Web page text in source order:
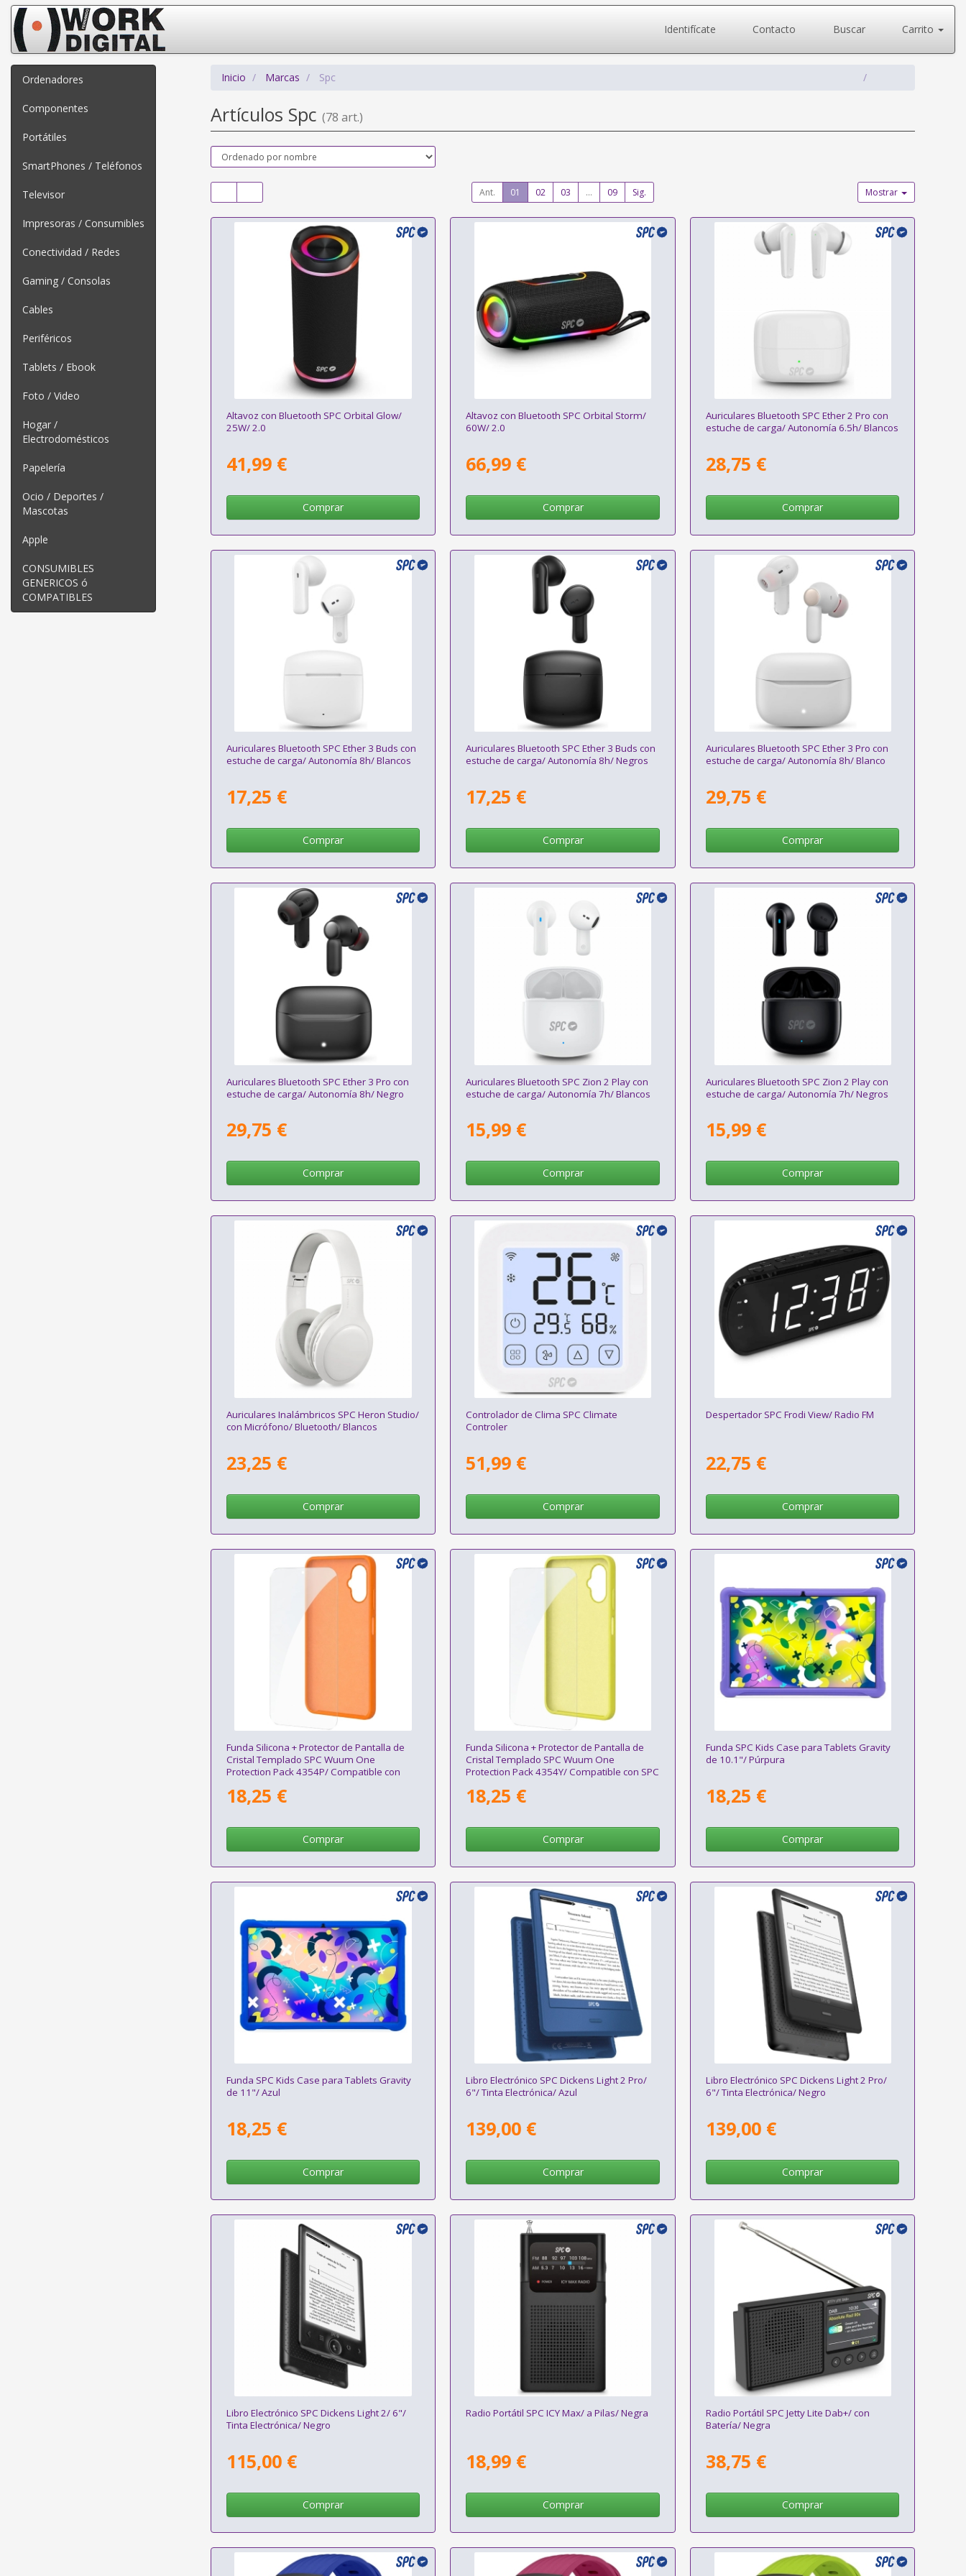
Identifícate Contacto Buscar Carrito
Ordenadores
Componentes
Portátiles
SmartPhones / Teléfonos
Televisor
Impresoras / Consumibles
Conectividad / Redes
Gaming / Consolas
Cables
Periféricos
Tablets / Ebook
Foto / Video
Hogar /
Electrodomésticos
Papelería
Ocio / Deportes /
Mascotas
Apple
CONSUMIBLES
GENERICOS ó
COMPATIBLES
Inicio Marcas Spc
Artículos Spc (78 art.)
Ant. 01 02 03 ... 09 Sig. Mostrar
Altavoz con Bluetooth SPC Orbital Glow/
25W/ 2.0
41,99 €
Comprar
Altavoz con Bluetooth SPC Orbital Storm/
60W/ 2.0
66,99 €
Comprar
Auriculares Bluetooth SPC Ether 2 Pro con
estuche de carga/ Autonomía 6.5h/ Blancos
28,75 €
Comprar
Auriculares Bluetooth SPC Ether 3 Buds con
estuche de carga/ Autonomía 8h/ Blancos
17,25 €
Comprar
Auriculares Bluetooth SPC Ether 3 Buds con
estuche de carga/ Autonomía 8h/ Negros
17,25 €
Comprar
Auriculares Bluetooth SPC Ether 3 Pro con
estuche de carga/ Autonomía 8h/ Blanco
29,75 €
Comprar
Auriculares Bluetooth SPC Ether 3 Pro con
estuche de carga/ Autonomía 8h/ Negro
29,75 €
Comprar
Auriculares Bluetooth SPC Zion 2 Play con
estuche de carga/ Autonomía 7h/ Blancos
15,99 €
Comprar
Auriculares Bluetooth SPC Zion 2 Play con
estuche de carga/ Autonomía 7h/ Negros
15,99 €
Comprar
Auriculares Inalámbricos SPC Heron Studio/
con Micrófono/ Bluetooth/ Blancos
23,25 €
Comprar
Controlador de Clima SPC Climate
Controler
51,99 €
Comprar
Despertador SPC Frodi View/ Radio FM
22,75 €
Comprar
Funda Silicona + Protector de Pantalla de
Cristal Templado SPC Wuum One
Protection Pack 4354P/ Compatible con
18,25 €
Comprar
Funda Silicona + Protector de Pantalla de
Cristal Templado SPC Wuum One
Protection Pack 4354Y/ Compatible con SPC
18,25 €
Comprar
Funda SPC Kids Case para Tablets Gravity
de 10.1"/ Púrpura
18,25 €
Comprar
Funda SPC Kids Case para Tablets Gravity
de 11"/ Azul
18,25 €
Comprar
Libro Electrónico SPC Dickens Light 2 Pro/
6"/ Tinta Electrónica/ Azul
139,00 €
Comprar
Libro Electrónico SPC Dickens Light 2 Pro/
6"/ Tinta Electrónica/ Negro
139,00 €
Comprar
Libro Electrónico SPC Dickens Light 2/ 6"/
Tinta Electrónica/ Negro
115,00 €
Comprar
Radio Portátil SPC ICY Max/ a Pilas/ Negra
18,99 €
Comprar
Radio Portátil SPC Jetty Lite Dab+/ con
Batería/ Negra
38,75 €
Comprar